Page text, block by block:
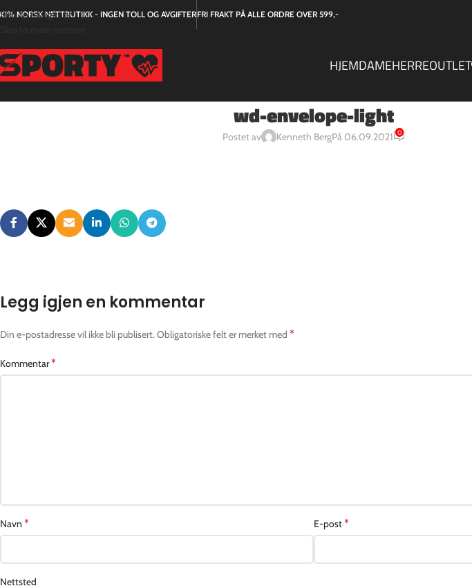
Skip to navigation
NORSK NETTBUTIKK - INGEN TOLL OG AVGIFTERFRI FRAKT PÅ ALLE ORDRE OVER 599,-
HJEMDAMEHERREOUTLET
wd-envelope-light
Postet av Kenneth BergPå 06.09.2021 0
Legg igjen en kommentar
Din e-postadresse vil ikke bli publisert. Obligatoriske felt er merket med *
Kommentar*
Navn * E-post*
Nettsted